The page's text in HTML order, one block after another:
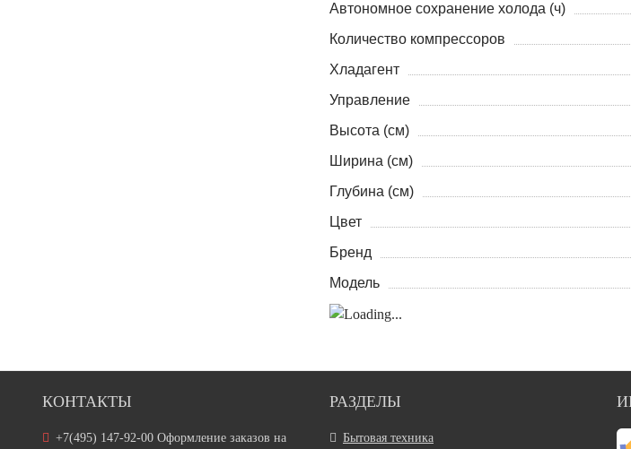
Автономное сохранение холода (ч)
Количество компрессоров
Хладагент
Управление
Высота (см)
Ширина (см)
Глубина (см)
Цвет
Бренд
Модель
КОНТАКТЫ
+7(495) 147-92-00 Оформление заказов на
РАЗДЕЛЫ
Бытовая техника